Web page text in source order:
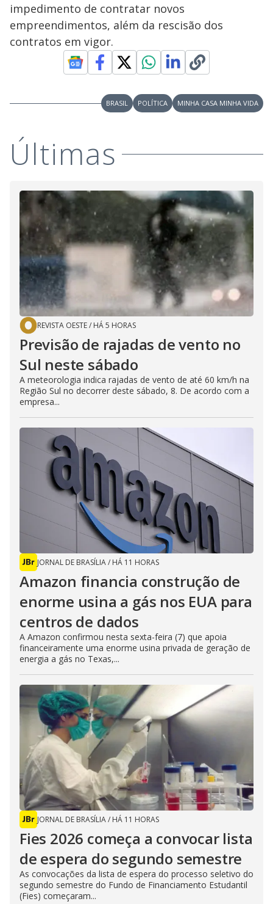
impedimento de contratar novos
empreendimentos, além da rescisão dos
contratos em vigor.
BRASIL POLÍTICA MINHA CASA MINHA VIDA
Últimas
REVISTA OESTE/ HÁ 5 HORAS
Previsão de rajadas de vento no
Sul neste sábado
A meteorologia indica rajadas de vento de até 60 km/h na
Região Sul no decorrer deste sábado, 8. De acordo com a
empresa...
JORNAL DE BRASÍLIA/ HÁ 11 HORAS
Amazon financia construção de
enorme usina a gás nos EUA para
centros de dados
A Amazon confirmou nesta sexta-feira (7) que apoia
financeiramente uma enorme usina privada de geração de
energia a gás no Texas,...
JORNAL DE BRASÍLIA/ HÁ 11 HORAS
Fies 2026 começa a convocar lista
de espera do segundo semestre
As convocações da lista de espera do processo seletivo do
segundo semestre do Fundo de Financiamento Estudantil
(Fies) começaram...